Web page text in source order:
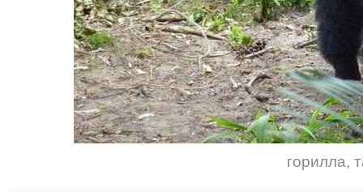
горилла,